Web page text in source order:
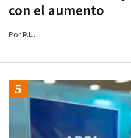
con el aumento
PorP.L.